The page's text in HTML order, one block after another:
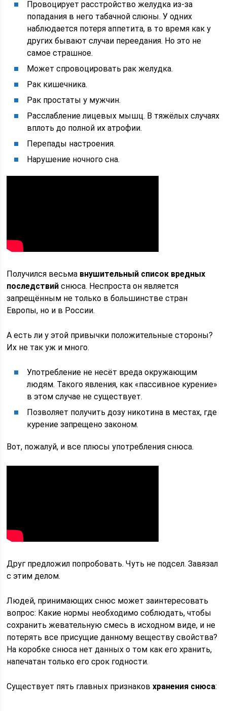
Провоцирует расстройство желудка из-за
попадания в него табачной слюны. У одних
наблюдается потеря аппетита, в то время как у
других бывают случаи переедания. Но это не
самое страшное.
Может спровоцировать рак желудка.
Рак кишечника.
Рак простаты у мужчин.
Расслабление лицевых мышц. В тяжёлых случаях
вплоть до полной их атрофии.
Перепады настроения.
Нарушение ночного сна.
Получился весьма внушительный список вредных
последствий снюса. Неспроста он является
запрещённым не только в большинстве стран
Европы, но и в России.
А есть ли у этой привычки положительные стороны?
Их не так уж и много.
Употребление не несёт вреда окружающим
людям. Такого явления, как «пассивное курение»
в этом случае не существует.
Позволяет получить дозу никотина в местах, где
курение запрещено законом.
Вот, пожалуй, и все плюсы употребления снюса.
Друг предложил попробовать. Чуть не подсел. Завязал
с этим делом.
Людей, принимающих снюс может заинтересовать
вопрос: Какие нормы необходимо соблюдать, чтобы
сохранить жевательную смесь в исходном виде, и не
потерять все присущие данному веществу свойства?
На коробке снюса нет данных о том как его хранить,
напечатан только его срок годности.
Существует пять главных признаковхранения снюса: